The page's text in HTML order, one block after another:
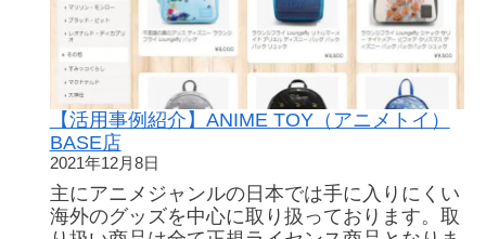
【活用事例紹介】ANIME TOY（アニメトイ）
BASE店
2021年12月8日
主にアニメジャンルの日本では手に入りにくい
海外のグッズを中心に取り扱っております。取